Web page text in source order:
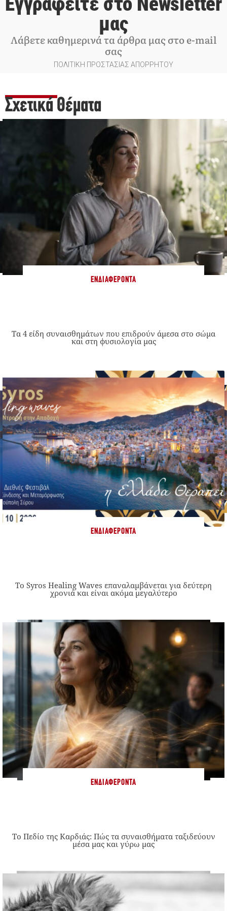
μας
Λάβετε καθημερινά τα άρθρα μας στο e-mail
σας
ΠΟΛΙΤΙΚΗ ΠΡΟΣΤΑΣΙΑΣ ΑΠΟΡΡΗΤΟΥ
Σχετικά Θέματα
ΕΝΔΙΑΦΈΡΟΝΤΑ
Τα 4 είδη συναισθημάτων που επιδρούν άμεσα στο σώμα
και στη φυσιολογία μας
ΕΝΔΙΑΦΈΡΟΝΤΑ
Το Syros Healing Waves επαναλαμβάνεται για δεύτερη
χρονιά και είναι ακόμα μεγαλύτερο
ΕΝΔΙΑΦΈΡΟΝΤΑ
Το Πεδίο της Καρδιάς: Πώς τα συναισθήματα ταξιδεύουν
μέσα μας και γύρω μας